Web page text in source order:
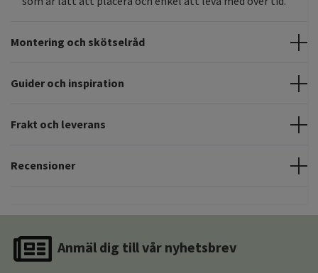
Montering och skötselråd
Guider och inspiration
Frakt och leverans
Recensioner
Anmäl dig till vår nyhetsbrev